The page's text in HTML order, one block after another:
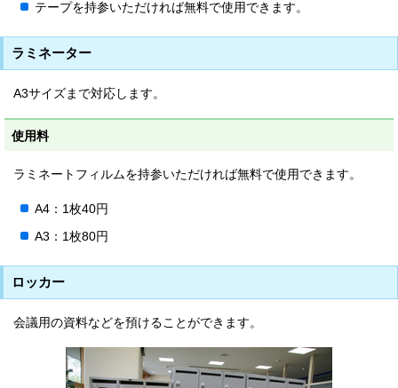
テープを持参いただければ無料で使用できます。
ラミネーター
A3サイズまで対応します。
使用料
ラミネートフィルムを持参いただければ無料で使用できます。
A4：1枚40円
A3：1枚80円
ロッカー
会議用の資料などを預けることができます。